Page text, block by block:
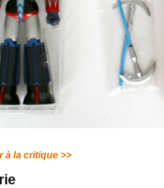
à la critique >>